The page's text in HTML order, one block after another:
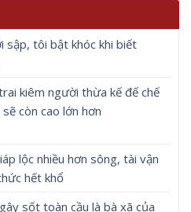
tôi bật khóc khi biết
kiêm người thừa kế đế chế
còn cao lớn hơn
lộc nhiều hơn sông, tài vận
hết khổ
sốt toàn cầu là bà xã của